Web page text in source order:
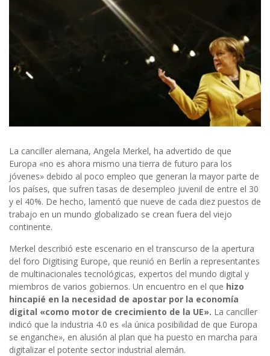
La canciller alemana, Angela Merkel, ha advertido de que
Europa «no es ahora mismo una tierra de futuro para los
jóvenes» debido al poco empleo que generan la mayor parte de
los países, que sufren tasas de desempleo juvenil de entre el 30
y el 40%. De hecho, lamentó que nueve de cada diez puestos de
trabajo en un mundo globalizado se crean fuera del viejo
continente.
Merkel describió este escenario en el transcurso de la apertura
del foro Digitising Europe, que reunió en Berlín a representantes
de multinacionales tecnológicas, expertos del mundo digital y
miembros de varios gobiernos. Un encuentro en el que hizo
hincapié en la necesidad de apostar por la economía
digital «como motor de crecimiento de la UE». La canciller
indicó que la industria 4.0 es «la única posibilidad de que Europa
se enganche», en alusión al plan que ha puesto en marcha para
digitalizar el potente sector industrial alemán.